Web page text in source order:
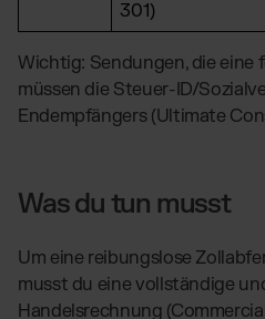
301)
Wichtig: Sendungen, die eine
müssen die Steuer-ID/
Endempfängers (Ultimate
Was du tun musst
Um eine reibungslose
musst du eine vollständige
Handelsrechnung